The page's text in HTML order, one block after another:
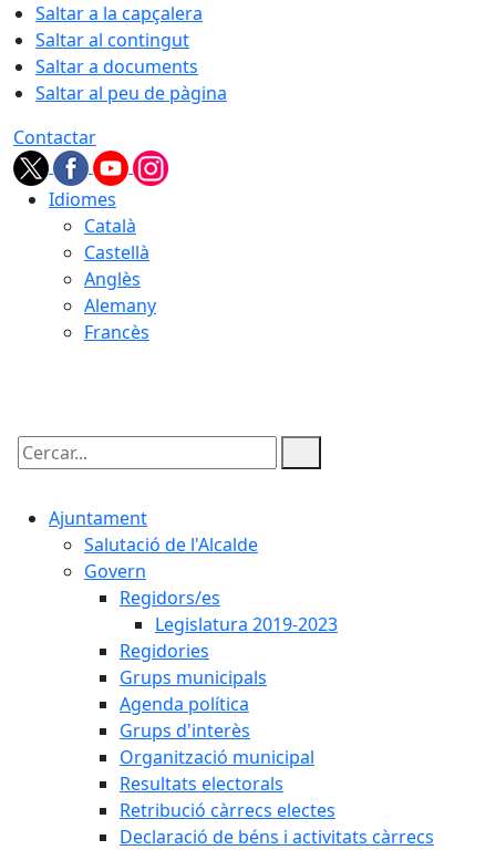
Saltar a la capçalera
Saltar al contingut
Saltar a documents
Saltar al peu de pàgina
Contactar
Idiomes
Català
Castellà
Anglès
Alemany
Francès
Cercar:
Ajuntament
Salutació de l'Alcalde
Govern
Regidors/es
Legislatura 2019-2023
Regidories
Grups municipals
Agenda política
Grups d'interès
Organització municipal
Resultats electorals
Retribució càrrecs electes
Declaració de béns i activitats càrrecs